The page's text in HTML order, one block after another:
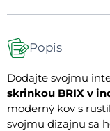
Popis
Dodajte svojmu
skrinkou BRIX v
moderný kov s
svojmu dizajnu sa